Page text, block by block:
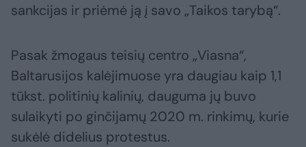
sankcijas ir priėmė ją į savo „Taikos tarybą“.
Pasak žmogaus teisių centro „Viasna“,
Baltarusijos kalėjimuose yra daugiau kaip 1,1
tūkst. politinių kalinių, dauguma jų buvo
sulaikyti po ginčijamų 2020 m. rinkimų, kurie
sukėlė didelius protestus.